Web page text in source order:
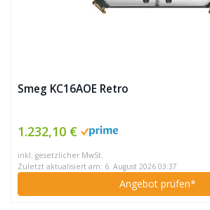
Smeg KC16AOE Retro
1.232,10 €
inkl. gesetzlicher MwSt.
Zuletzt aktualisiert am: 6. August 2026 03:37
Angebot prüfen*